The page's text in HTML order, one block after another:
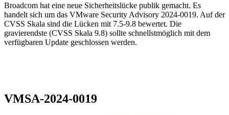
Broadcom hat eine neue Sicherheitslücke publik gemacht. Es
handelt sich um das VMware Security Advisory 2024-0019. Auf der
CVSS Skala sind die Lücken mit 7.5-9.8 bewertet. Die
gravierendste (CVSS Skala 9.8) sollte schnellstmöglich mit dem
verfügbaren Update geschlossen werden.
VMSA-2024-0019